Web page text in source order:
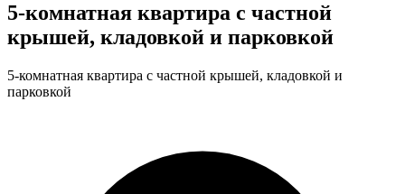
5-комнатная квартира с частной
крышей, кладовкой и парковкой
5-комнатная квартира с частной крышей, кладовкой и
парковкой